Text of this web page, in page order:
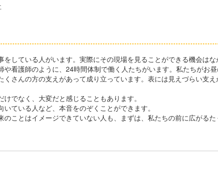
している人がいます。実際にその現場を見ることができる機会はな
看護師のように、24時間体制で働く人たちがいます。私たちがお
さんの方の支えがあって成り立っています。表には見えづらい支
でなく、大変だと感じることもあります。
ている人など、本音をのぞくことができます。
ことはイメージできていない人も、まずは、私たちの前に広がる